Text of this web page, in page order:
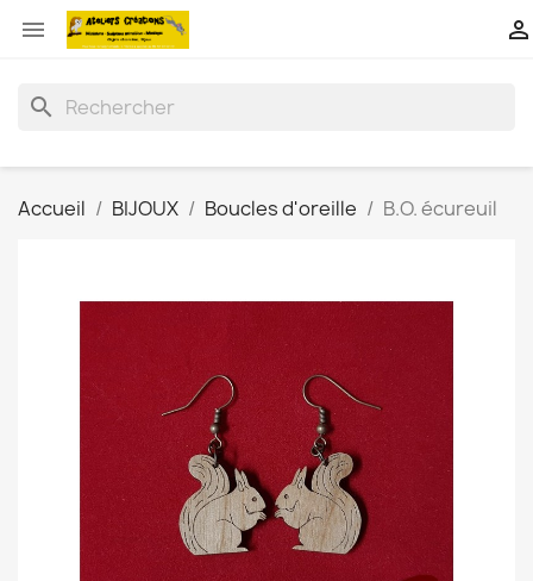
 
search
Accueil BIJOUX Boucles d'oreille B.O. écureuil